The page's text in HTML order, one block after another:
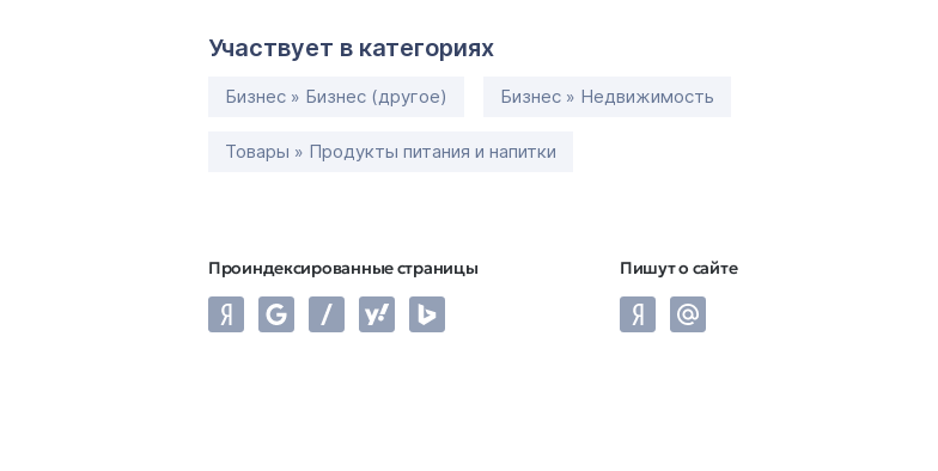
Участвует в категориях
Бизнес » Бизнес (другое) Бизнес » Недвижимость
Товары » Продукты питания и напитки
Проиндексированные страницы Пишут о сайте